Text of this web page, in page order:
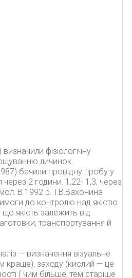
фізіологічну
личинок.
бачили провідну пробу у
через 2 години. 1,22- 1,3, через
В 1992 р. Т.В.Вахонина
до контролю над якістю
якість залежить від
транспортування й
— визначення візуальне
краще), заходу (кислий — це
( чим більше, тем старіше